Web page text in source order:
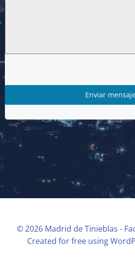
Enviar
© 2026 Madrid de Tinieblas -
Created for free using